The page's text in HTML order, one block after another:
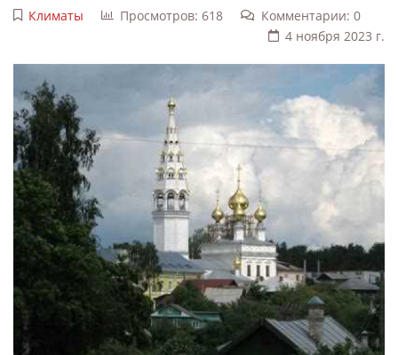
Климаты Просмотров: 618
Комментарии: 0
4 ноября 2023 г.